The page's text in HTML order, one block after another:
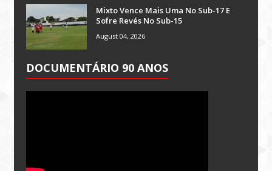
Mixto Vence Mais Uma No Sub-17 E
Sofre Revés No Sub-15
August 04, 2026
DOCUMENTÁRIO 90 ANOS